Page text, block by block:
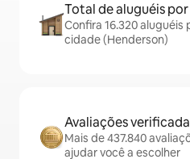
Total de aluguéis
Confira 16.320
cidade (Henderson)
Avaliações
Mais de 437.840
ajudar você a escolher